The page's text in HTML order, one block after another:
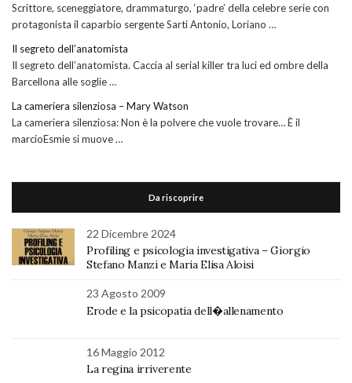
Scrittore, sceneggiatore, drammaturgo, ‘padre’ della celebre serie con
protagonista il caparbio sergente Sarti Antonio, Loriano …
Il segreto dell’anatomista
Il segreto dell’anatomista. Caccia al serial killer tra luci ed ombre della
Barcellona alle soglie …
La cameriera silenziosa – Mary Watson
La cameriera silenziosa: Non è la polvere che vuole trovare… È il
marcioEsmie si muove …
Da riscoprire
22 Dicembre 2024
Profiling e psicologia investigativa – Giorgio
Stefano Manzi e Maria Elisa Aloisi
23 Agosto 2009
Erode e la psicopatia dell�allenamento
16 Maggio 2012
La regina irriverente